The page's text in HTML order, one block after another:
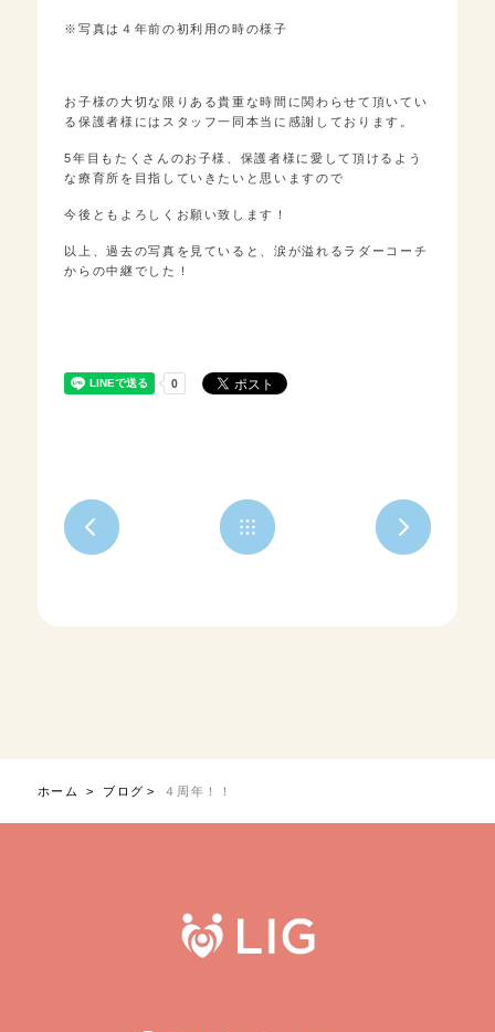
※写真は４年前の初利用の時の様子
お子様の大切な限りある貴重な時間に関わらせて頂いてい
る保護者様にはスタッフ一同本当に感謝しております。
5年目もたくさんのお子様、保護者様に愛して頂けるよう
な療育所を目指していきたいと思いますので
今後ともよろしくお願い致します！
以上、過去の写真を見ていると、涙が溢れるラダーコーチ
からの中継でした！
ホーム ブログ ４周年！！